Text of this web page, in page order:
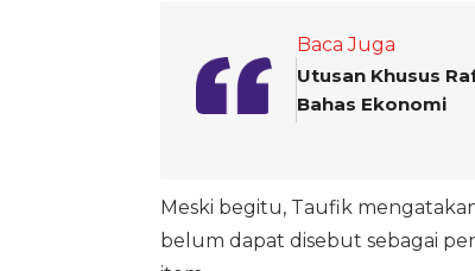
Baca Juga
Utusan Khusus
Bahas Ekonomi
Meski begitu, Taufik
belum dapat disebut sebagai